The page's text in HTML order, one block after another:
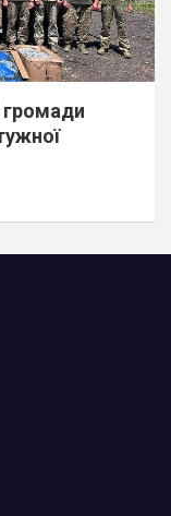
громади